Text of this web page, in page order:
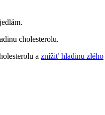
cholesterolu.
⁣a znížiť ‌hladinu zlého